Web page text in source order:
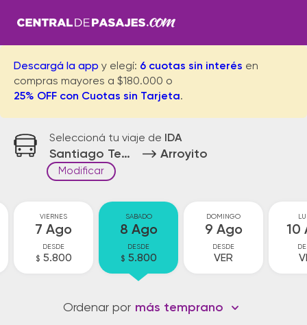
Descargá la app y elegí: 6 cuotas sin interés en
compras mayores a $180.000 o
25% OFF con Cuotas sin Tarjeta.
Seleccioná tu viaje de IDA
Santiago Temple Arroyito
Modificar
VIERNES
7 Ago
DESDE
$ 5.800
SABADO
8 Ago
DESDE
$ 5.800
DOMINGO
9 Ago
DESDE
VER
10
Ordenar por más temprano